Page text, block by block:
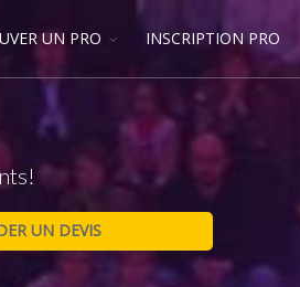
UN PRO INSCRIPTION PRO